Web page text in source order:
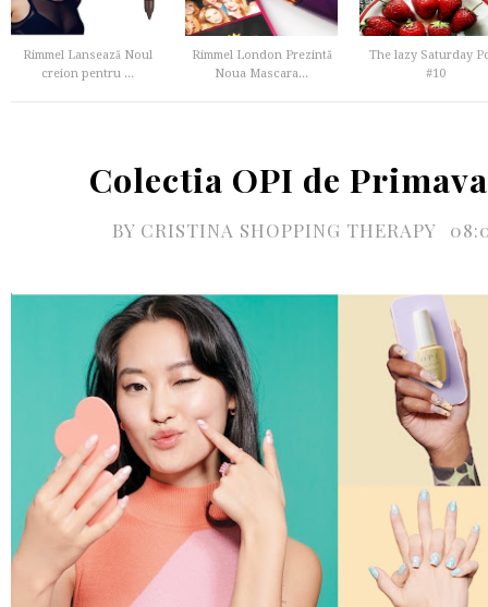
Rimmel Lansează Noul
creion pentru ...
Rimmel London Prezintă
Noua Mascara...
The lazy Saturday
#10
Colectia OPI de
BY CRISTINA SHOPPING THERAPY